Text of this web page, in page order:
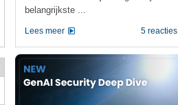
belangrijkste ...
5 reacties
Lees meer